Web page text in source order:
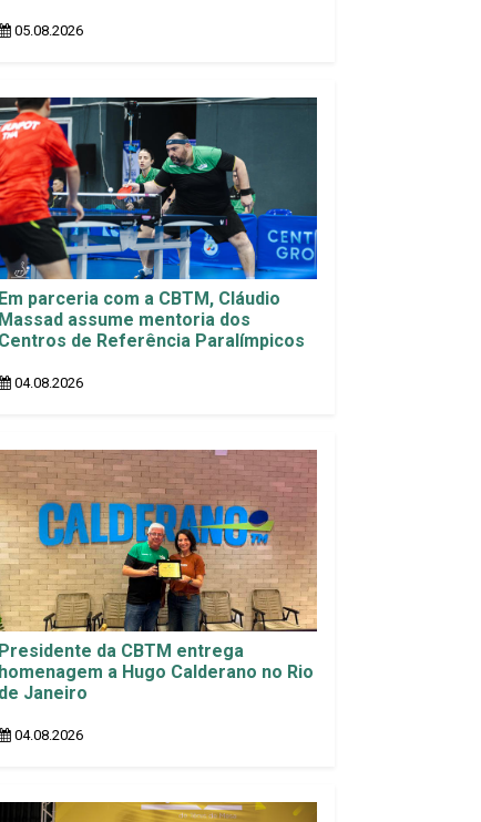
05.08.2026
Em parceria com a CBTM, Cláudio
Massad assume mentoria dos
Centros de Referência Paralímpicos
04.08.2026
Presidente da CBTM entrega
homenagem a Hugo Calderano no Rio
de Janeiro
04.08.2026